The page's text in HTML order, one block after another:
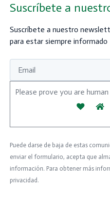
Suscríbete a
Suscríbete a nuestro
para estar siempre informado
Please prove you are
Puede darse de baja de estas
enviar el formulario, acepta que
información. Para obtener más
privacidad.